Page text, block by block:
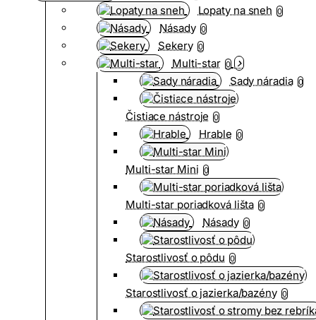
Lopaty na sneh 0
Násady 0
Sekery 0
Multi-star 0
Sady náradia 0
Čistiace nástroje 0
Hrable 0
Multi-star Mini 0
Multi-star poriadková lišta 0
Násady 0
Starostlivosť o pôdu 0
Starostlivosť o jazierka/bazény 0